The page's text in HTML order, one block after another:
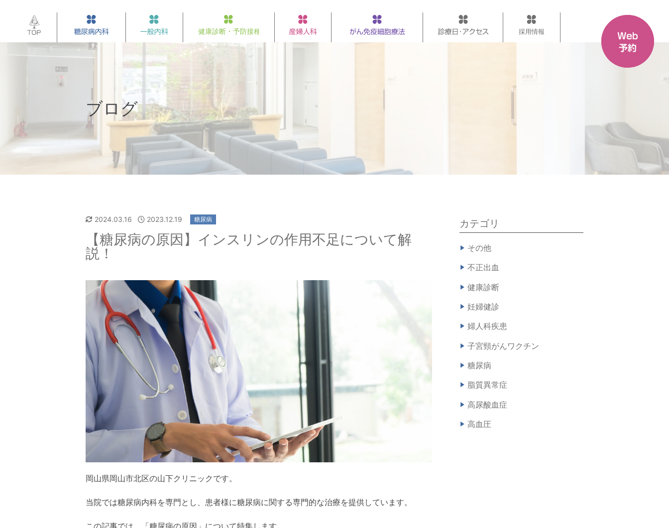
ブログ
2024.03.16 2023.12.19 糖尿病
【糖尿病の原因】インスリンの作用不足について解
説！
岡山県岡山市北区の山下クリニックです。
当院では糖尿病内科を専門とし、患者様に糖尿病に関する専門的な治療を提供しています。
カテゴリ
その他
不正出血
健康診断
妊婦健診
婦人科疾患
子宮頸がんワクチン
糖尿病
脂質異常症
高尿酸血症
高血圧